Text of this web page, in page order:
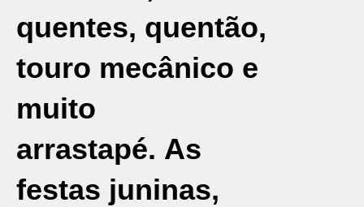
quentes, quentão,
touro mecânico e
muito
arrastapé. As
festas juninas,